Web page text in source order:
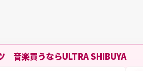
音楽買うならULTRA SHIBUYA